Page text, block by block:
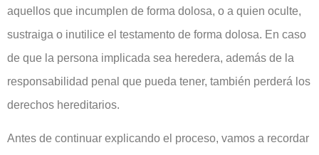
aquellos que incumplen de forma dolosa, o a quien oculte,
sustraiga o inutilice el testamento de forma dolosa. En caso
de que la persona implicada sea heredera, además de la
responsabilidad penal que pueda tener, también perderá los
derechos hereditarios.
Antes de continuar explicando el proceso, vamos a recordar